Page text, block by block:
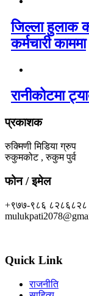
जिल्ला हुलाक
कर्मचारी काममा
रानीकोटमा
प्रकाशक
रुक्मिणी मिडिया ग्रुप
रुकुमकोट , रुकुम पुर्व
फोन / इमेल
+९७७-९८६ ८२८६८२८
Quick Link
राजनीति